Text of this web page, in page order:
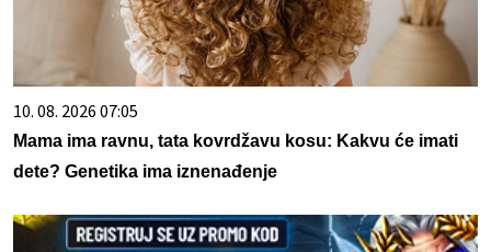
10. 08. 2026 07:05
Mama ima ravnu, tata kovrdžavu kosu: Kakvu će imati
dete? Genetika ima iznenađenje